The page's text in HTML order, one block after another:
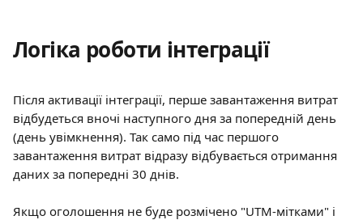
Логіка роботи інтеграції
Після активації інтеграції, перше завантаження витрат
відбудеться вночі наступного дня за попередній день
(день увімкнення). Так само під час першого
завантаження витрат відразу відбувається отримання
даних за попередні 30 днів.
Якщо оголошення не буде розмічено "UTM-мітками" і